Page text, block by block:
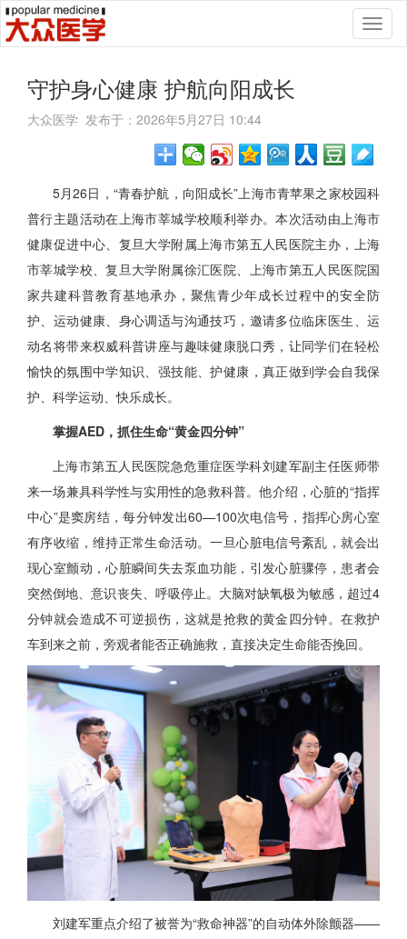
守护身心健康 护航向阳成长
大众医学 发布于：2026年5月27日 10:44
5月26日，“青春护航，向阳成长”上海市青苹果之家校园科
普行主题活动在上海市莘城学校顺利举办。本次活动由上海市
健康促进中心、复旦大学附属上海市第五人民医院主办，上海
市莘城学校、复旦大学附属徐汇医院、上海市第五人民医院国
家共建科普教育基地承办，聚焦青少年成长过程中的安全防
护、运动健康、身心调适与沟通技巧，邀请多位临床医生、运
动名将带来权威科普讲座与趣味健康脱口秀，让同学们在轻松
愉快的氛围中学知识、强技能、护健康，真正做到学会自我保
护、科学运动、快乐成长。
掌握AED，抓住生命“黄金四分钟”
上海市第五人民医院急危重症医学科刘建军副主任医师带
来一场兼具科学性与实用性的急救科普。他介绍，心脏的“指挥
中心”是窦房结，每分钟发出60—100次电信号，指挥心房心室
有序收缩，维持正常生命活动。一旦心脏电信号紊乱，就会出
现心室颤动，心脏瞬间失去泵血功能，引发心脏骤停，患者会
突然倒地、意识丧失、呼吸停止。大脑对缺氧极为敏感，超过4
分钟就会造成不可逆损伤，这就是抢救的黄金四分钟。在救护
车到来之前，旁观者能否正确施救，直接决定生命能否挽回。
刘建军重点介绍了被誉为“救命神器”的自动体外除颤器——